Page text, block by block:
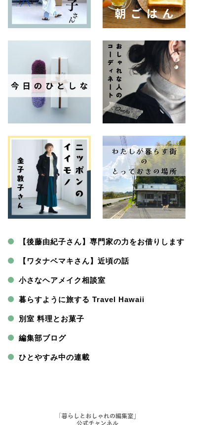
【後藤由紀子さん】専門家の力をお借りします
【ワタナベマキさん】近頃の話
小さなヘアメイク相談室
暮らすように旅する Travel Hawaii
別室 料理とお菓子
編集部ブログ
ひとやすみ中の連載